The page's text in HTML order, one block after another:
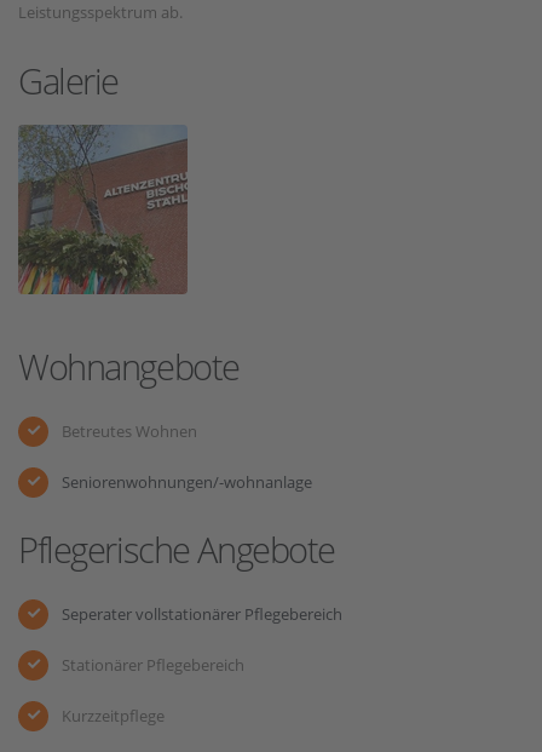
Leistungsspektrum ab.
Galerie
Wohnangebote
Betreutes Wohnen
Seniorenwohnungen/-wohnanlage
Pflegerische Angebote
Seperater vollstationärer Pflegebereich
Stationärer Pflegebereich
Kurzzeitpflege